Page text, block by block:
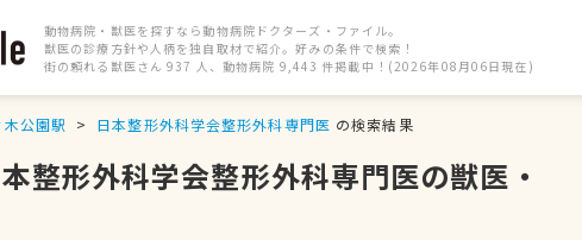
動物病院・獣医を探すなら動物病院ドクターズ・ファイル。
獣医の診療方針や人柄を独自取材で紹介。好みの条件で検索！
街の頼れる獣医さん 937 人、動物病院 9,443 件掲載中！(2026年08月06日現在)
公園駅 日本整形外科学会整形外科専門医 の検索結果
整形外科学会整形外科専門医の獣医・